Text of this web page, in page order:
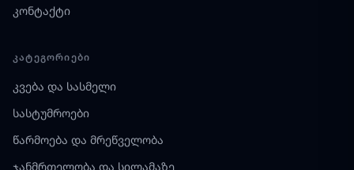
კონტაქტი
ᲙᲐᲢᲔᲒᲝᲠᲘᲔᲑᲘ
კვება და სასმელი
სასტუმროები
წარმოება და მრეწველობა
ჯანმრთელობა და სილამაზე